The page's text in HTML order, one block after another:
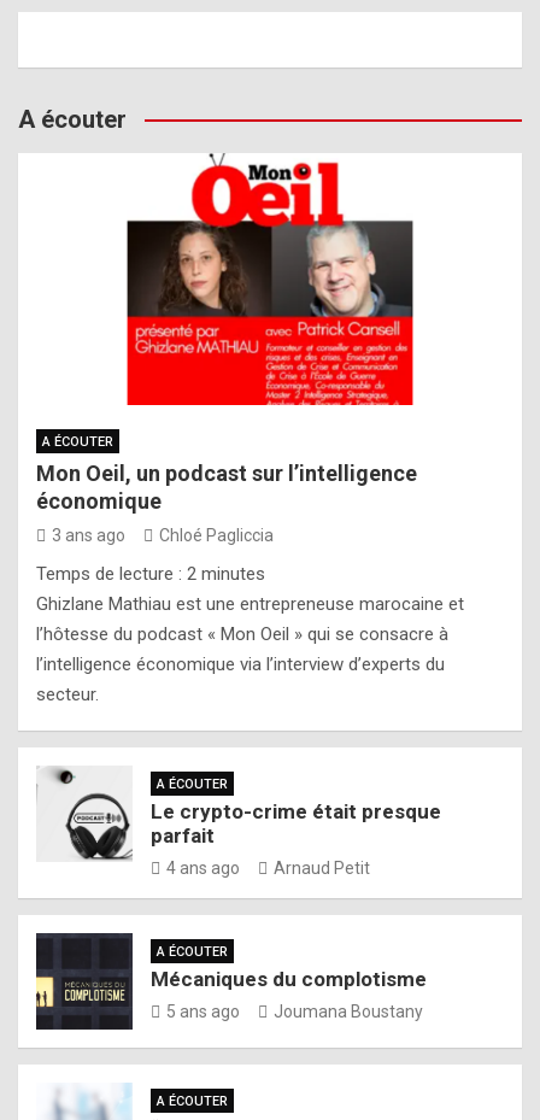
A écouter
A ÉCOUTER
Mon Oeil, un podcast sur l’intelligence
économique
3 ans ago Chloé Pagliccia
Temps de lecture : 2 minutes
Ghizlane Mathiau est une entrepreneuse marocaine et
l’hôtesse du podcast « Mon Oeil » qui se consacre à
l’intelligence économique via l’interview d’experts du
secteur.
A ÉCOUTER
Le crypto-crime était presque
parfait
4 ans ago Arnaud Petit
A ÉCOUTER
Mécaniques du complotisme
5 ans ago Joumana Boustany
A ÉCOUTER